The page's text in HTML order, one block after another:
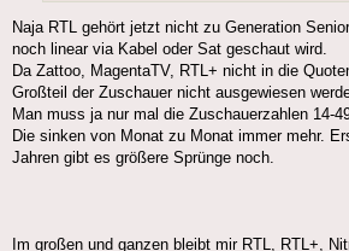
Naja RTL gehört jetzt nicht zu Generation
noch linear via Kabel oder Sat geschaut wird.
Da Zattoo, MagentaTV, RTL+ nicht in die
Großteil der Zuschauer nicht ausgewiesen
Man muss ja nur mal die Zuschauerzahlen 14-
Die sinken von Monat zu Monat immer mehr.
Jahren gibt es größere Sprünge noch.
Im großen und ganzen bleibt mir RTL, RTL+,